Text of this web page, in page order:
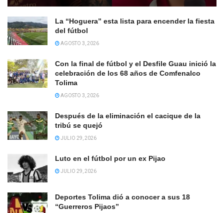
La “Hoguera” esta lista para encender la fiesta
del fútbol
AGOSTO 3, 2026
Con la final de fútbol y el Desfile Guau inició la
celebración de los 68 años de Comfenalco
Tolima
AGOSTO 3, 2026
Después de la eliminación el cacique de la
tribú se quejó
JULIO 29, 2026
Luto en el fútbol por un ex Pijao
JULIO 29, 2026
Deportes Tolima dió a conocer a sus 18
“Guerreros Pijaos”